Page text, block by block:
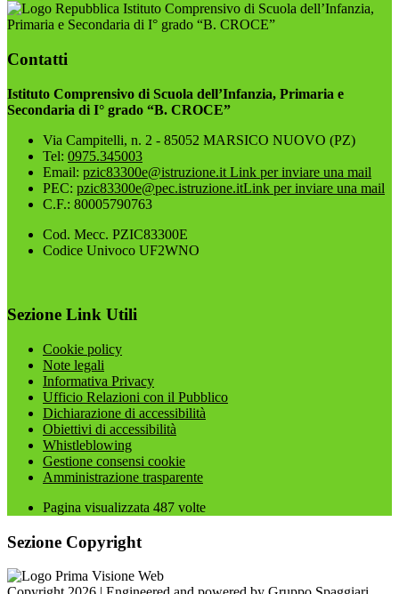
Istituto Comprensivo di Scuola dell’Infanzia,
Primaria e Secondaria di I° grado “B. CROCE”
Contatti
Istituto Comprensivo di Scuola dell’Infanzia, Primaria e
Secondaria di I° grado “B. CROCE”
Via Campitelli, n. 2 - 85052 MARSICO NUOVO (PZ)
Tel: 0975.345003
Email: pzic83300e@istruzione.it Link per inviare una mail
PEC: pzic83300e@pec.istruzione.itLink per inviare una mail
C.F.: 80005790763
Cod. Mecc. PZIC83300E
Codice Univoco UF2WNO
Sezione Link Utili
Cookie policy
Note legali
Informativa Privacy
Ufficio Relazioni con il Pubblico
Dichiarazione di accessibilità
Obiettivi di accessibilità
Whistleblowing
Gestione consensi cookie
Amministrazione trasparente
Pagina visualizzata 487 volte
Sezione Copyright